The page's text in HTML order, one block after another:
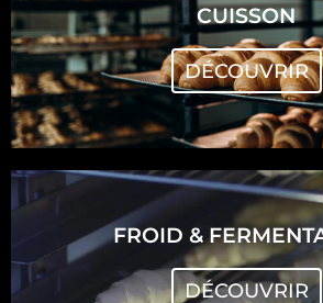
CUISSON
DÉCOUVRIR
FROID &
DÉCOUVRIR